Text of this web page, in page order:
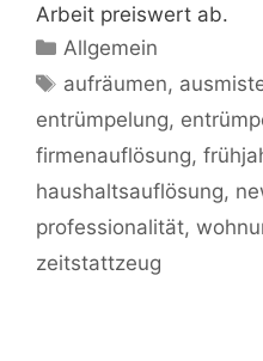
Arbeit preiswert ab.
Kategorien
Allgemein
Schlagwörter
aufräumen,
entrümpelung,
firmenauflösung,
haushaltsauflösung,
professionalität,
zeitstattzeug